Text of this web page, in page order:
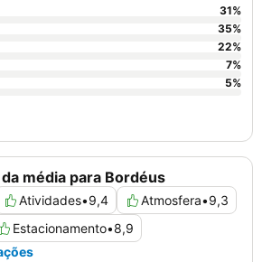
virado para os corredores.
média para Bordéus
Atividades•9,4 Atmosfera•9,3
Estacionamento•8,9
31%
35%
22%
7%
5%